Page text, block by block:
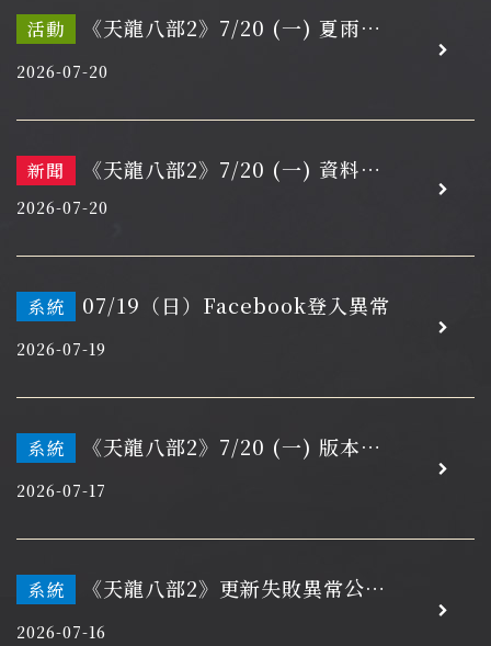
活動
《天龍八部2》7/20 (一) 夏雨聽
香．花映流年
2026-07-20
新聞
《天龍八部2》7/20 (一) 資料片
二十八更新維護開機通知
2026-07-20
系統 07/19（日）Facebook登入異常
2026-07-19
系統
《天龍八部2》7/20 (一) 版本更
新維護通知
2026-07-17
系統
《天龍八部2》更新失敗異常公告
(7/17 更新)
2026-07-16